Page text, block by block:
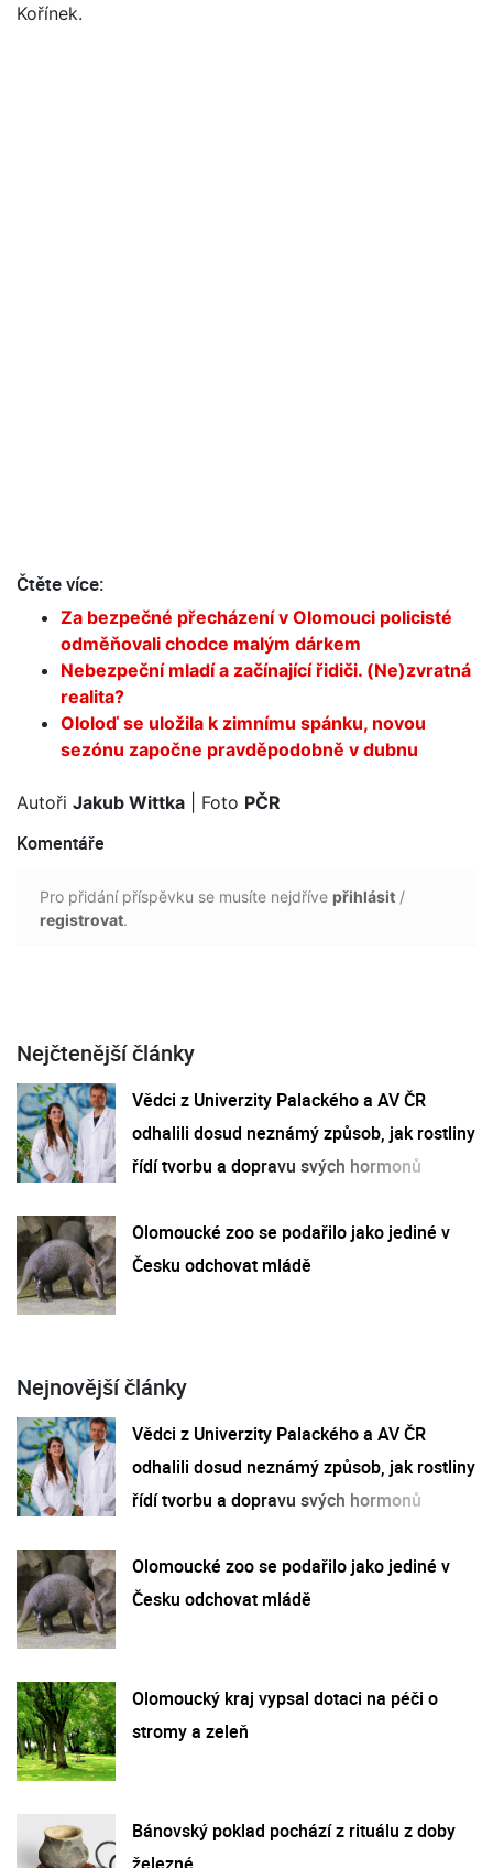
Kořínek.
Čtěte více:
Za bezpečné přecházení v Olomouci policisté
odměňovali chodce malým dárkem
Nebezpeční mladí a začínající řidiči. (Ne)zvratná
realita?
Ololoď se uložila k zimnímu spánku, novou
sezónu započne pravděpodobně v dubnu
Autoři Jakub Wittka | Foto PČR
Komentáře
Pro přidání příspěvku se musíte nejdříve přihlásit /
registrovat.
Nejčtenější články
Vědci z Univerzity Palackého a AV ČR
odhalili dosud neznámý způsob, jak rostliny
řídí tvorbu a dopravu svých hormonů
Olomoucké zoo se podařilo jako jediné v
Česku odchovat mládě
Nejnovější články
Vědci z Univerzity Palackého a AV ČR
odhalili dosud neznámý způsob, jak rostliny
řídí tvorbu a dopravu svých hormonů
Olomoucké zoo se podařilo jako jediné v
Česku odchovat mládě
Olomoucký kraj vypsal dotaci na péči o
stromy a zeleň
Bánovský poklad pochází z rituálu z doby